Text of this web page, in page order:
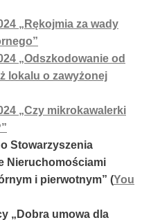
„Rękojmia za wady
„Odszkodowanie od
lokalu o zawyżonej
„Czy mikrokawalerki
Stowarzyszenia
Nieruchomościami
i pierwotnym” (You
„Dobra umowa dla